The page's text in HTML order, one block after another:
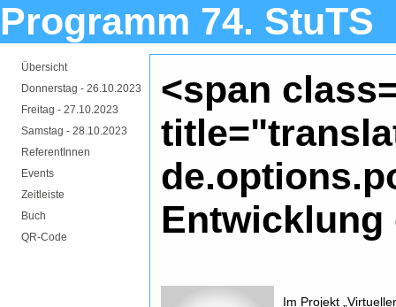
Programm 74. StuTS
Übersicht
Donnerstag - 26.10.2023
Freitag - 27.10.2023
Samstag - 28.10.2023
ReferentInnen
Events
Zeitleiste
Buch
QR-Code
<span
Im Projekt